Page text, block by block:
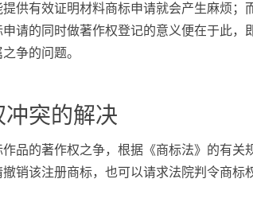
供有效证明材料商标申请就会产生麻烦
请的同时做著作权登记的意义便在于此，
争的问题。
突的解决
品的著作权之争，根据《商标法》的有关
销该注册商标，也可以请求法院判令商标